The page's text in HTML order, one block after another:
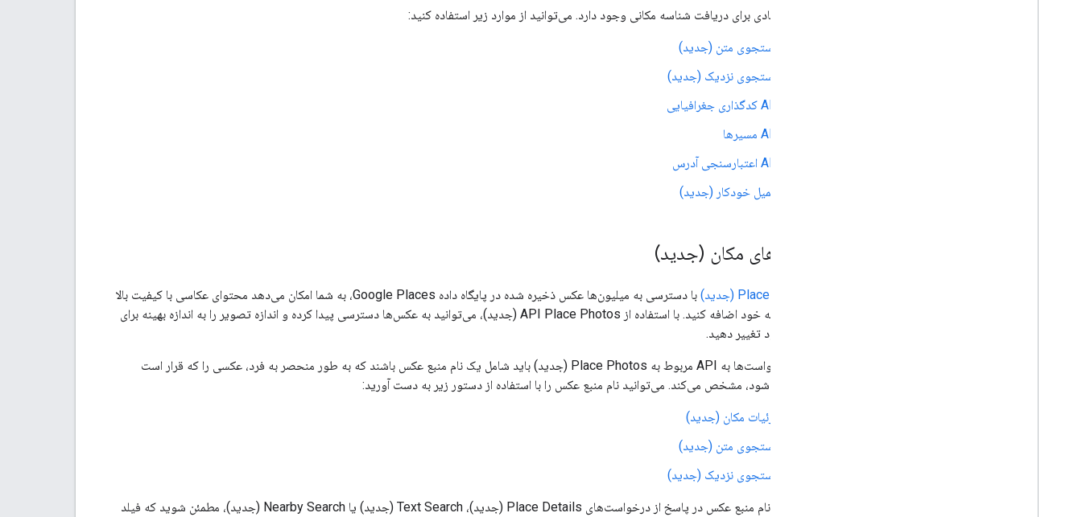
راه‌های زیادی برای دریافت شناسه مکانی وجود دارد. می‌توانید از موارد زیر استفاده کنید:
جستجوی متن (جدید)
جستجوی نزدیک (جدید)
API کدگذاری جغرافیایی
API مسیرها
API اعتبارسنجی آدرس
تکمیل خودکار (جدید)
عکس‌های مکان (جدید)
Place Photos (جدید)
با دسترسی به میلیون‌ها عکس ذخیره شده در پایگاه داده Google Places، به شما امکان می‌دهد محتوای عکاسی با کیفیت بالا
را به برنامه خود اضافه کنید. با استفاده از API Place Photos (جدید)، می‌توانید به عکس‌ها دسترسی پیدا کرده و اندازه تصویر را به اندازه بهینه برای
برنامه خود تغییر دهید.
تمام درخواست‌ها به API مربوط به Place Photos (جدید) باید شامل یک نام منبع عکس باشند که به طور منحصر به فرد، عکسی را که قرار است
برگردانده شود، مشخص می‌کند. می‌توانید نام منبع عکس را با استفاده از دستور زیر به دست آورید:
جزئیات مکان (جدید)
جستجوی متن (جدید)
جستجوی نزدیک (جدید)
برای درج نام منبع عکس در پاسخ از درخواست‌های Place Details (جدید)، Text Search (جدید) یا Nearby Search (جدید)، مطمئن شوید که فیلد